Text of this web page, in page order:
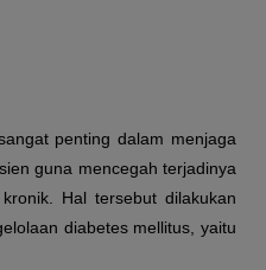
penting dalam menjaga
guna mencegah terjadinya
Hal tersebut dilakukan
diabetes mellitus, yaitu